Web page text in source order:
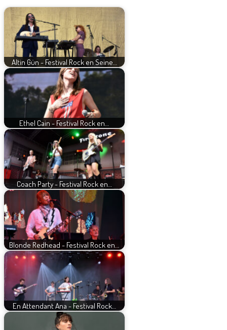
Altin Gün - Festival Rock en Seine…
Ethel Cain - Festival Rock en…
Coach Party - Festival Rock en…
Blonde Redhead - Festival Rock en…
En Attendant Ana - Festival Rock…